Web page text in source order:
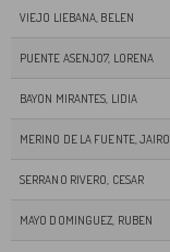
VIEJO LIEBANA, BELEN
PUENTE ASENJO7, LORENA
BAYON MIRANTES, LIDIA
MERINO DE LA FUENTE, JAIRO
SERRANO RIVERO, CESAR
MAYO DOMINGUEZ, RUBEN